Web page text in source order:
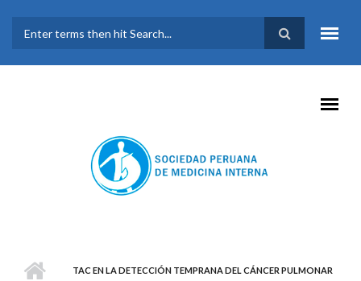
FORMULARIO DE
BÚSQUEDA
TAC EN LA DETECCIÓN TEMPRANA DEL CÁNCER PULMONAR